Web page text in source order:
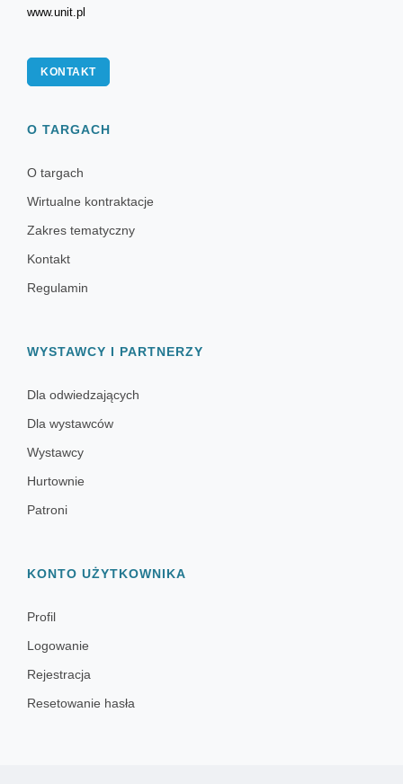
www.unit.pl
KONTAKT
O TARGACH
O targach
Wirtualne kontraktacje
Zakres tematyczny
Kontakt
Regulamin
WYSTAWCY I PARTNERZY
Dla odwiedzających
Dla wystawców
Wystawcy
Hurtownie
Patroni
KONTO UŻYTKOWNIKA
Profil
Logowanie
Rejestracja
Resetowanie hasła